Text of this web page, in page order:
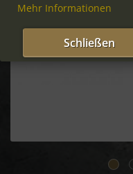
Mehr Informationen
Schließen